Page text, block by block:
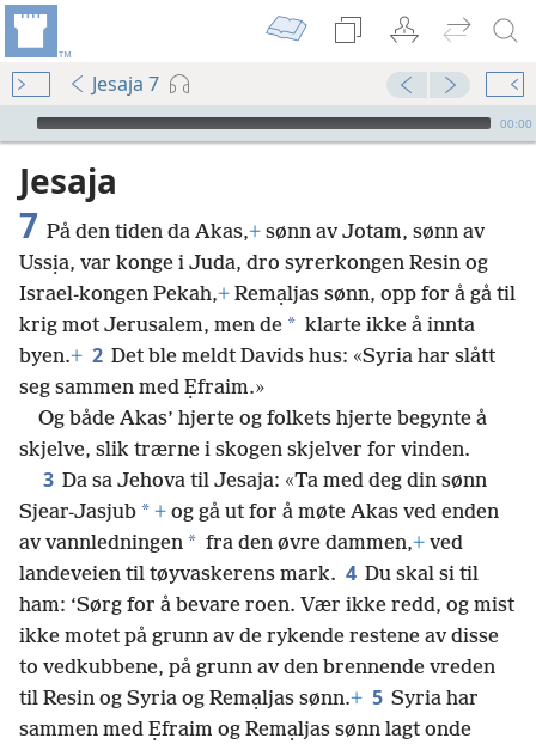
Jesaja 7
Audio Player
00:00
Jesaja
7 På den tiden da Akas,+ sønn av Jotam, sønn av
Ussịa, var konge i Juda, dro syrerkongen Resin og
Israel-kongen Pekah,+ Remạljas sønn, opp for å gå til
krig mot Jerusalem, men de * klarte ikke å innta
byen.+ 2 Det ble meldt Davids hus: «Syria har slått
seg sammen med Ẹfraim.»
Og både Akas’ hjerte og folkets hjerte begynte å
skjelve, slik trærne i skogen skjelver for vinden.
3 Da sa Jehova til Jesaja: «Ta med deg din sønn
Sjear-Jasjub * + og gå ut for å møte Akas ved enden
av vannledningen * fra den øvre dammen,+ ved
landeveien til tøyvaskerens mark. 4 Du skal si til
ham: ‘Sørg for å bevare roen. Vær ikke redd, og mist
ikke motet på grunn av de rykende restene av disse
to vedkubbene, på grunn av den brennende vreden
til Resin og Syria og Remạljas sønn.+ 5 Syria har
sammen med Ẹfraim og Remạljas sønn lagt onde